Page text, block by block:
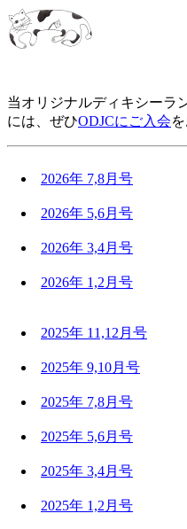
当オリジナルディキシーラ
には、ぜひODJCにご入会
2026年 7,8月号
2026年 5,6月号
2026年 3,4月号
2026年 1,2月号
2025年 11,12月号
2025年 9,10月号
2025年 7,8月号
2025年 5,6月号
2025年 3,4月号
2025年 1,2月号